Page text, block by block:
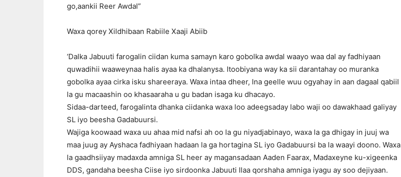
go,aankii Reer Awdal”
Waxa qorey Xildhibaan Rabiile Xaaji Abiib
‘Dalka Jabuuti farogalin ciidan kuma samayn karo gobolka awdal waayo waa dal ay fadhiyaan
quwadihii waaweynaa halis ayaa ka dhalanysa. Itoobiyana way ka sii darantahay oo muranka
gobolka ayaa cirka isku shareeraya. Waxa intaa dheer, Ina geelle wuu ogyahay in aan dagaal qabiil
la gu macaashin oo khasaaraha u gu badan isaga ku dhacayo.
Sidaa-darteed, farogalinta dhanka ciidanka waxa loo adeegsaday labo waji oo dawakhaad galiyay
SL iyo beesha Gadabuursi.
Wajiga koowaad waxa uu ahaa mid nafsi ah oo la gu niyadjabinayo, waxa la ga dhigay in juuj wa
maa juug ay Ayshaca fadhiyaan hadaan la ga hortagina SL iyo Gadabuursi ba la waayi doono. Waxa
la gaadhsiiyay madaxda amniga SL heer ay magansadaan Aaden Faarax, Madaxeyne ku-xigeenka
DDS, gandaha beesha Ciise iyo sirdoonka Jabuuti Ilaa qorshaha amniga iyagu ay soo dejiyaan.